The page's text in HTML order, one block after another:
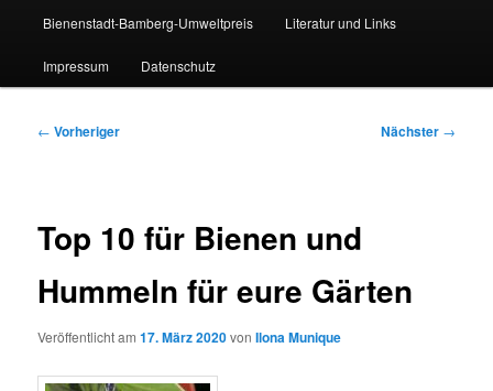
Bienenstadt-Bamberg-Umweltpreis Literatur und Links
Impressum Datenschutz
Beitragsnavigation
← Vorheriger Nächster →
Top 10 für Bienen und
Hummeln für eure Gärten
Veröffentlicht am17. März 2020vonIlona Munique